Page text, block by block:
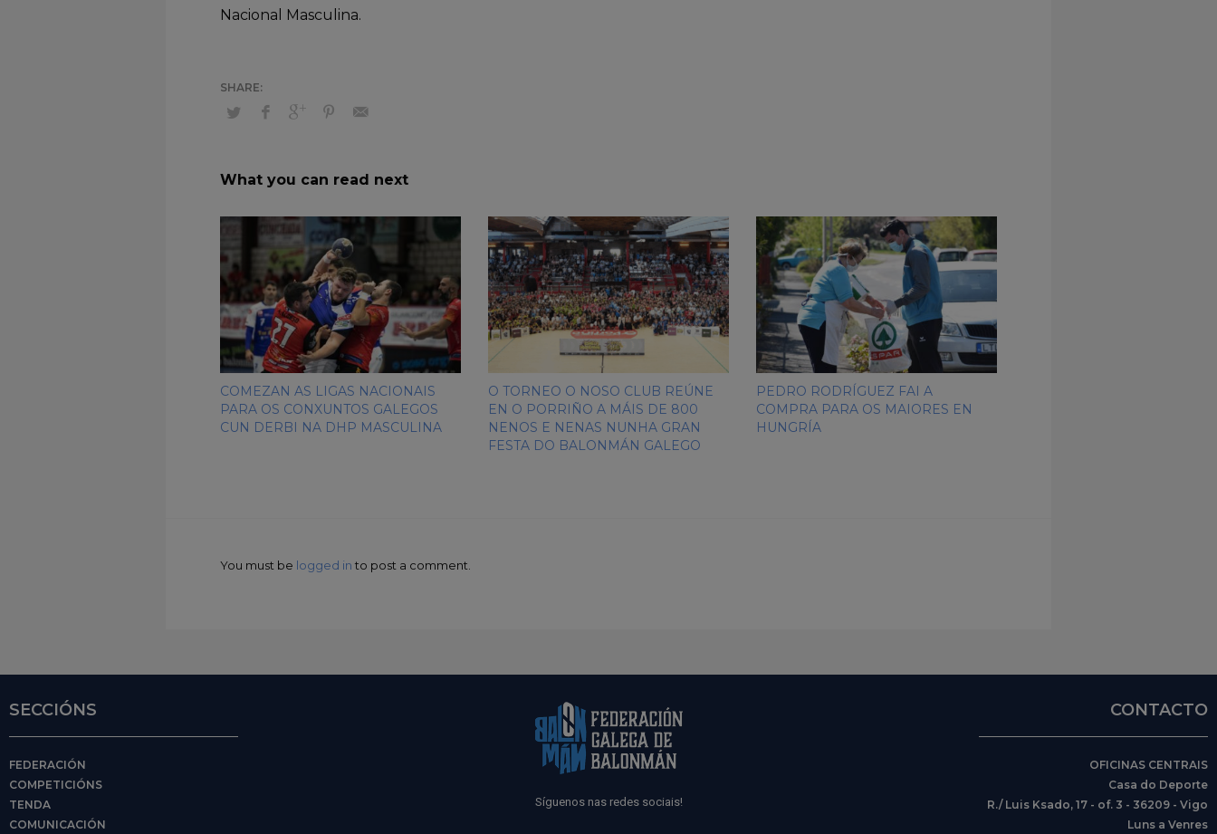
Nacional Masculina.
What you can read next
COMEZAN AS LIGAS NACIONAIS
PARA OS CONXUNTOS GALEGOS
CUN DERBI NA DHP MASCULINA
O TORNEO O NOSO CLUB REÚNE
EN O PORRIÑO A MÁIS DE 800
NENOS E NENAS NUNHA GRAN
FESTA DO BALONMÁN GALEGO
PEDRO RODRÍGUEZ FAI A
COMPRA PARA OS MAIORES EN
HUNGRÍA
You must be logged in to post a comment.
SECCIÓNS
FEDERACIÓN
COMPETICIÓNS
TENDA
COMUNICACIÓN
Síguenos nas redes sociais!
CONTACTO
OFICINAS CENTRAIS
Casa do Deporte
R./ Luis Ksado, 17 - of. 3 - 36209 - Vigo
Luns a Venres